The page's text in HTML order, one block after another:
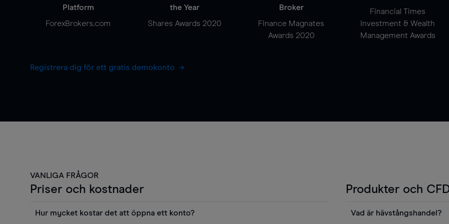
Platform
ForexBrokers.com
the Year
Shares Awards 2020
Broker
Finance Magnates
Awards 2020
Financial Times
Investment & Wealth
Management Awards
Registrera dig för ett gratis demokonto
VANLIGA FRÅGOR
Priser och kostnader
Hur mycket kostar det att öppna ett konto?
Produkter och
Vad är hävstångshandel?